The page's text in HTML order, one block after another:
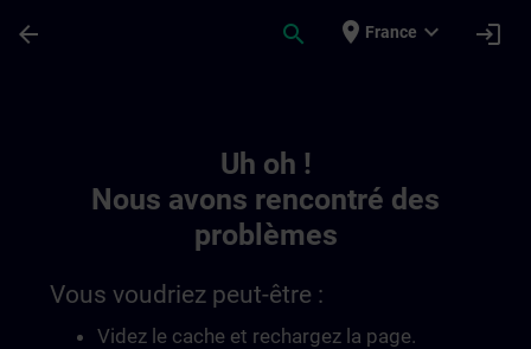
arrow_back search place France expand_more login
Uh oh !
Nous avons rencontré des
problèmes
Vous voudriez peut-être :
Videz le cache et rechargez la page.